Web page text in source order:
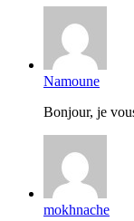
Namoune
Bonjour, je
mokhnache